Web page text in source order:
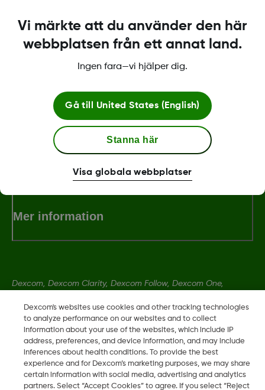
LBL014350 Rev 004
Mer information
Dexcom, Dexcom Clarity, Dexcom Follow, Dexcom One,
varumärken i USA och kan vara det i andra länder.
LBL014350 Rev 004
2026 Dexcom, Inc. Med ensamrätt.
Dexcom's websites use cookies and other tracking technologies
to analyze performance on our websites and to collect
information about your use of the websites, which include IP
address, preferences, and device information, and may include
inferences about health conditions. To provide the best
experience and for Dexcom’s marketing purposes, we may share
certain information with social media, advertising and analytics
partners. Select “Accept Cookies” to agree. If you select “Reject
Vi märkte att du använder den här
webbplatsen från ett annat land.
Ingen fara—vi hjälper dig.
Gå till United States (English)
Stanna här
Visa globala webbplatser